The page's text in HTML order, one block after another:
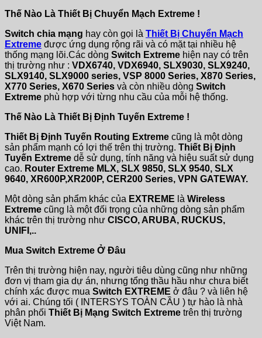
Thế Nào Là Thiết Bị Chuyển Mạch Extreme !
Switch chia mạng hay còn gọi là Thiết Bị Chuyển Mạch
Extreme được ứng dụng rộng rãi và có mặt tại nhiều hệ
thống mạng lõi.Các dòng Switch Extreme hiện nay có trên
thị trường như : VDX6740, VDX6940, SLX9030, SLX9240,
SLX9140, SLX9000 series, VSP 8000 Series, X870 Series,
X770 Series, X670 Series và còn nhiều dòng Switch
Extreme phù hợp với từng nhu cầu của mỗi hệ thống.
Thế Nào Là Thiết Bị Định Tuyến Extreme !
Thiết Bị Định Tuyến Routing Extreme cũng là một dòng
sản phẩm mạnh có lợi thế trên thị trường. Thiết Bị Định
Tuyến Extreme dễ sử dụng, tính năng và hiệu suất sử dụng
cao. Router Extreme MLX, SLX 9850, SLX 9540, SLX
9640, XR600P,XR200P, CER200 Series, VPN GATEWAY.
Một dòng sản phẩm khác của EXTREME là Wireless
Extreme cũng là một đối trọng của những dòng sản phẩm
khác trên thị trường như CISCO, ARUBA, RUCKUS,
UNIFI,..
Mua Switch Extreme Ở Đâu
Trên thị trường hiện nay, người tiêu dùng cũng như những
đơn vị tham gia dự án, nhưng tổng thầu hầu như chưa biết
chính xác được mua Switch EXTREME ở đâu ? và liên hệ
với ai. Chúng tối ( INTERSYS TOÀN CẦU ) tự hào là nhà
phân phối Thiết Bị Mạng Switch Extreme trên thị trường
Việt Nam.